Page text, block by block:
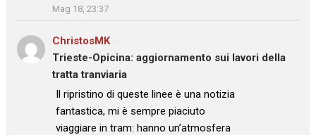
Mag 18, 23:37
ChristosMKsu
Trieste-Opicina: aggiornamento sui lavori della
tratta tranviaria
: “
Il ripristino di queste linee è una notizia
fantastica, mi è sempre piaciuto
viaggiare in tram: hanno un’atmosfera